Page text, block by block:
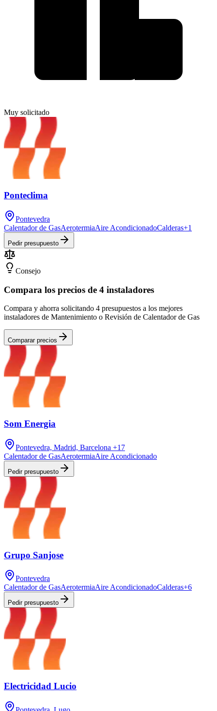
Muy solicitado
Ponteclima
Pontevedra
Calentador de GasAerotermiaAire AcondicionadoCalderas+1
Pedir presupuesto
Consejo
Compara los precios de 4 instaladores
Compara y ahorra solicitando 4 presupuestos a los mejores
instaladores de Mantenimiento o Revisión de Calentador de Gas
Comparar precios
Som Energia
Pontevedra, Madrid, Barcelona +17
Calentador de GasAerotermiaAire Acondicionado
Pedir presupuesto
Grupo Sanjose
Pontevedra
Calentador de GasAerotermiaAire AcondicionadoCalderas+6
Pedir presupuesto
Electricidad Lucio